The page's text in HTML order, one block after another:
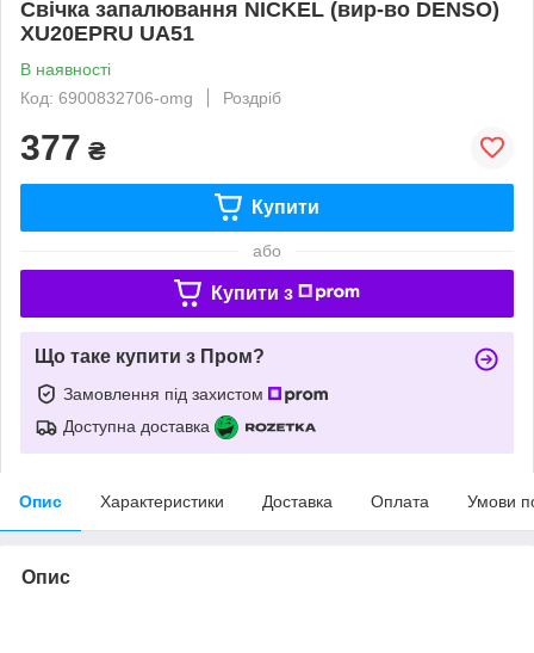
Свічка запалювання NICKEL (вир-во DENSO)
XU20EPRU UA51
В наявності
Код: 6900832706-omg
Роздріб
377 ₴
Купити
або
Купити з
Що таке купити з Пром?
Замовлення під захистом
Доступна доставка
Опис Характеристики Доставка Оплата Умови
Опис